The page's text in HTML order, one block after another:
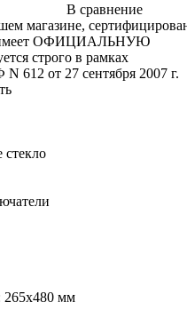
В сравнение
магазине,
имеет ОФИЦИАЛЬНУЮ
строго в рамках
612 от 27 сентября 2007 г.
стекло
265х480 мм